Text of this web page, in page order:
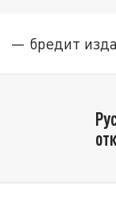
— бредит